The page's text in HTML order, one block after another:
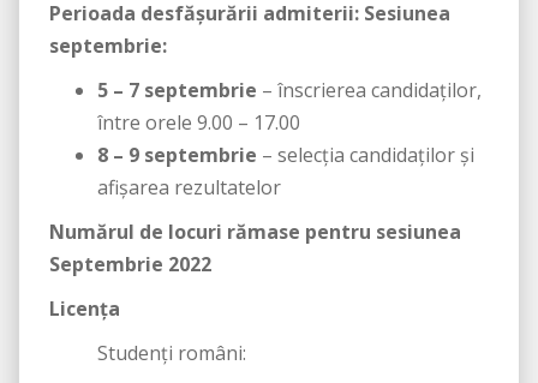
Perioada desfăşurării admiterii: Sesiunea
septembrie:
5 – 7 septembrie – înscrierea candidaţilor,
între orele 9.00 – 17.00
8 – 9 septembrie – selecţia candidaţilor şi
afişarea rezultatelor
Numărul de locuri rămase pentru sesiunea
Septembrie 2022
Licența
Studenți români: